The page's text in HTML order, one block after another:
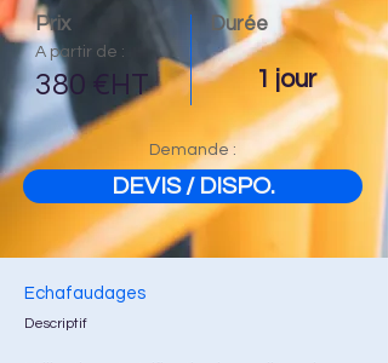
Prix Durée
A partir de :
380 €HT 1 jour
Demande :
DEVIS / DISPO.
Echafaudages
Descriptif